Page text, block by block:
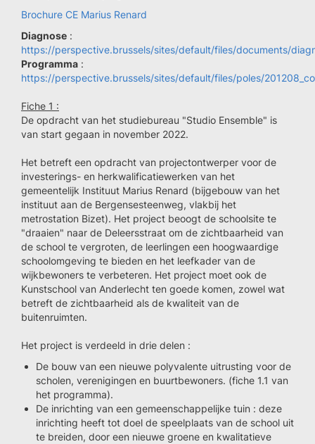
Brochure CE Marius Renard
Diagnose :
https://perspective.brussels/sites/default/files/documents/
Programma :
https://perspective.brussels/sites/default/files/poles/
Fiche 1 :
De opdracht van het studiebureau "Studio Ensemble" is
van start gegaan in november 2022.
Het betreft een opdracht van projectontwerper voor de
investerings- en herkwalificatiewerken van het
gemeentelijk Instituut Marius Renard (bijgebouw van het
instituut aan de Bergensesteenweg, vlakbij het
metrostation Bizet). Het project beoogt de schoolsite te
"draaien" naar de Deleersstraat om de zichtbaarheid van
de school te vergroten, de leerlingen een hoogwaardige
schoolomgeving te bieden en het leefkader van de
wijkbewoners te verbeteren. Het project moet ook de
Kunstschool van Anderlecht ten goede komen, zowel wat
betreft de zichtbaarheid als de kwaliteit van de
buitenruimten.
Het project is verdeeld in drie delen :
De bouw van een nieuwe polyvalente uitrusting voor de
scholen, verenigingen en buurtbewoners. (fiche 1.1 van
het programma).
De inrichting van een gemeenschappelijke tuin : deze
inrichting heeft tot doel de speelplaats van de school uit
te breiden, door een nieuwe groene en kwalitatieve